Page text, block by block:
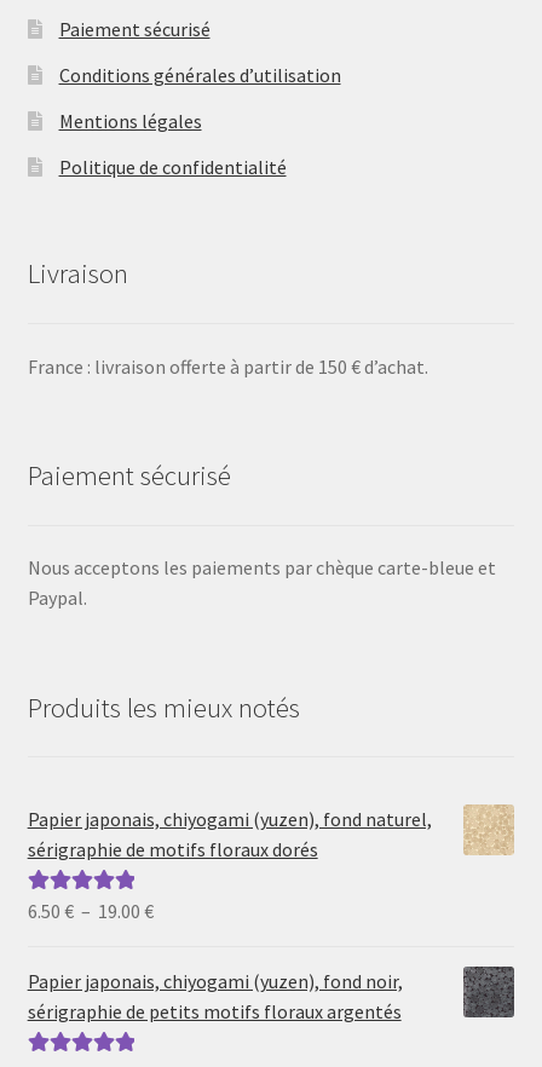
Paiement sécurisé
Conditions générales d’utilisation
Mentions légales
Politique de confidentialité
Livraison
France : livraison offerte à partir de 150 € d’achat.
Paiement sécurisé
Nous acceptons les paiements par chèque carte-bleue et
Paypal.
Produits les mieux notés
Papier japonais, chiyogami (yuzen), fond naturel,
sérigraphie de motifs floraux dorés
Note5.00sur
6.50 € – 19.00 €Plage
prix :
6.50 €
à
Papier japonais, chiyogami (yuzen), fond noir,
sérigraphie de petits motifs floraux argentés